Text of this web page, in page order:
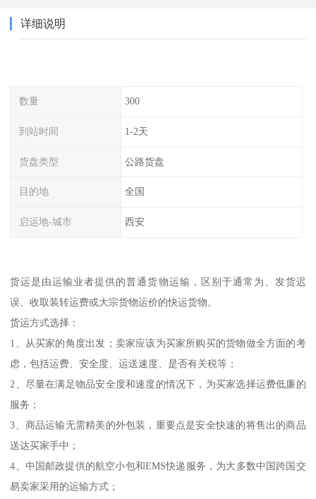
详细说明
数量 300
到站时间 1-2天
货盘类型 公路货盘
目的地 全国
启运地-城市 西安
货运是由运输业者提供的普通货物运输，区别于通常为、发货迟
误、收取装转运费或大宗货物运价的快运货物。
货运方式选择：
1、从买家的角度出发；卖家应该为买家所购买的货物做全方面的考
虑，包括运费、安全度、运送速度、是否有关税等；
2、尽量在满足物品安全度和速度的情况下，为买家选择运费低廉的
服务；
3、商品运输无需精美的外包装，重要点是安全快速的将售出的商品
送达买家手中；
4、中国邮政提供的航空小包和EMS快递服务，为大多数中国跨国交
易卖家采用的运输方式；